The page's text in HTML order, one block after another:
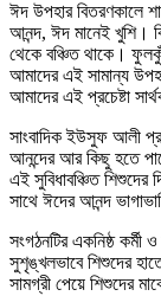
​ঈদ উপহার বিতরণকালে
আনন্দ, ঈদ মানেই খুশি।
থেকে বঞ্চিত থাকে।
আমাদের এই সামান্য
আমাদের এই প্রচেষ্টা
সাংবাদিক ইউসুফ আলী
আনন্দের আর কিছু হতে
এই সুবিধাবঞ্চিত শিশুদের
সাথে ঈদের আনন্দ
​সংগঠনটির একনিষ্ঠ
সুশৃঙ্খলভাবে শিশুদের
সামগ্রী পেয়ে শিশুদের